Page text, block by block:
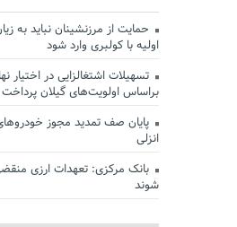
حمایت از مرزنشینان نباید به
اولیه با کولبری وارد شود
تسهیلات اشتغالزایی در اختیار
براساس اولویت‌های گیلان
پایان صف تمدید مجوز
انزلی
بانک مرکزی: تعهدات ارزی
شوند